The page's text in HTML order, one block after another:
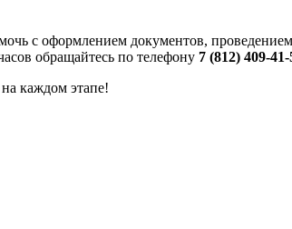
с оформлением документов,
обращайтесь по телефону 7 (812) 409-41-
каждом этапе!